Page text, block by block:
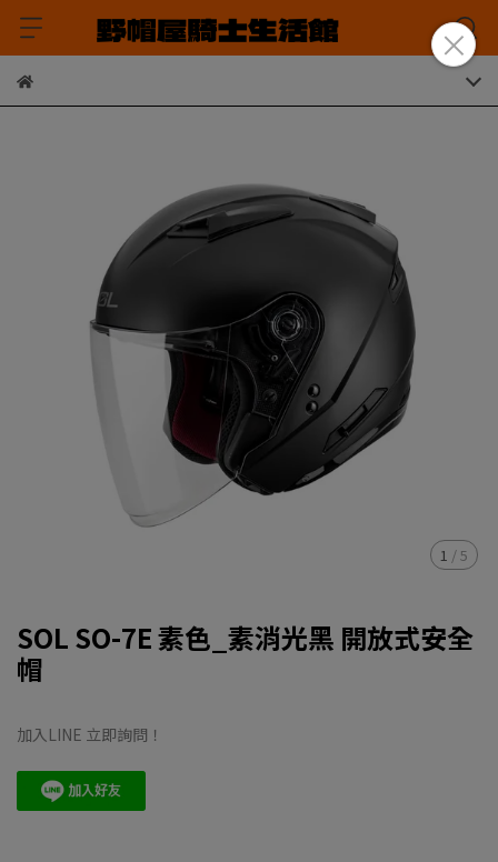
1 /5
SOL SO-7E 素色_素消光黑 開放式安全
帽
加入LINE 立即詢問！